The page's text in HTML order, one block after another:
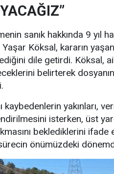
sanık hakkında 9 yıl
Köksal, kararın
dile getirdi. Köksal,
belirterek
kaybedenlerin yakınları,
isterken, üst
beklediklerini
önümüzdeki